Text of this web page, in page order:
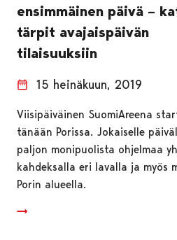
ensimmäinen päivä –
tärpit avajaispäivän
tilaisuuksiin
15 heinäkuun, 2019
Viisipäiväinen SuomiAreena
tänään Porissa. Jokaiselle
paljon monipuolista ohjelmaa
kahdeksalla eri lavalla ja myös
Porin alueella.